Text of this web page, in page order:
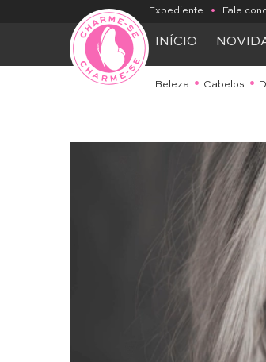
Expediente • Fale
INÍCIO
Beleza Cabelos